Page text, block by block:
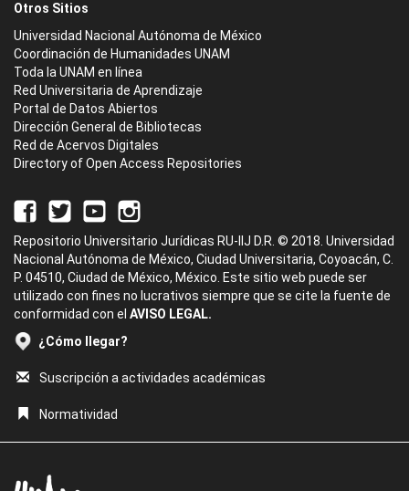
Otros Sitios
Universidad Nacional Autónoma de México
Coordinación de Humanidades UNAM
Toda la UNAM en línea
Red Universitaria de Aprendizaje
Portal de Datos Abiertos
Dirección General de Bibliotecas
Red de Acervos Digitales
Directory of Open Access Repositories
Repositorio Universitario Jurídicas RU-IIJ D.R. © 2018. Universidad
Nacional Autónoma de México, Ciudad Universitaria, Coyoacán, C.
P. 04510, Ciudad de México, México. Este sitio web puede ser
utilizado con fines no lucrativos siempre que se cite la fuente de
conformidad con el AVISO LEGAL.
¿Cómo llegar?
Suscripción a actividades académicas
Normatividad